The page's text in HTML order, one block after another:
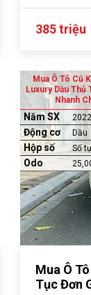
385 triệu
Mua Ô Tô Cũ
Luxury Dầu Thủ
Nhanh
Năm SX 2022
Động cơ Dầu
Hộp số Số
Odo
Mua Ô
Tục Đơn